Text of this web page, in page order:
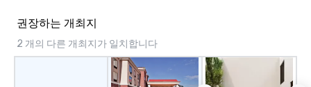
권장하는 개최지
2 개의 다른 개최지가 일치합니다